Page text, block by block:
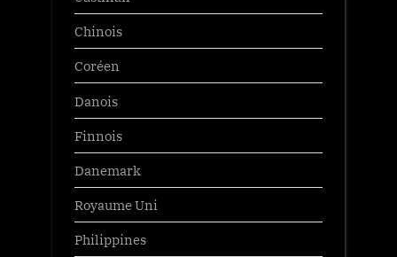
Chinois
Coréen
Danois
Finnois
Danemark
Royaume Uni
Philippines